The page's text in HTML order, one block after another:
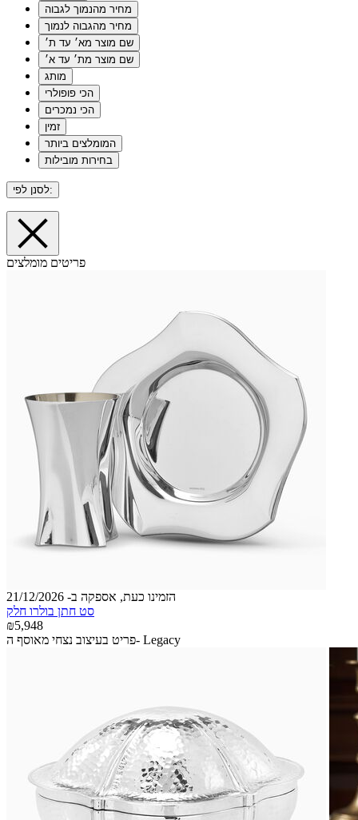
מחיר מהנמוך לגבוה
מחיר מהגבוה לנמוך
שם מוצר מא׳ עד ת׳
שם מוצר מת׳ עד א׳
מותג
הכי פופולרי
הכי נמכרים
זמין
המומלצים ביותר
בחירות מובילות
לסנן לפי:
פריטים מומלצים
הזמינו כעת, אספקה ב- 21/12/2026
סט חתן בולרו חלק
₪5,948
פריט בעיצוב נצחי מאוסף ה- Legacy